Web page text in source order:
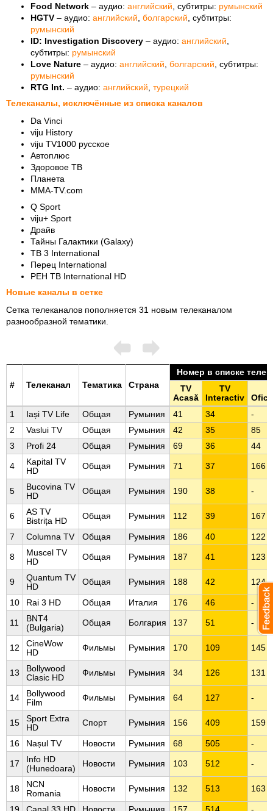
Food Network – аудио: английский , субтитры: румынский
HGTV – аудио: английский болгарский , субтитры:
румынский
ID: Investigation Discovery – аудио: английский
субтитры: румынский
Love Nature – аудио: английский болгарский , субтитры:
румынский
RTG Int. – аудио: английский турецкий
Телеканалы, исключённые из списка каналов
Da Vinci
viju History
viju TV1000 русское
Автоплюс
Здоровое ТВ
Планета
MMA-TV.com
Q Sport
viju+ Sport
Драйв
Тайны Галактики (Galaxy)
ТВ 3 International
Перец International
РЕН ТВ International HD
Новые каналы в сетке
Сетка телеканалов пополняется 31 новым телеканалом
разнообразной тематики.
# Телеканал Тематика Страна
Номер в списке
TV
Acasă
TV
Interactiv
1
Iași TV Life Общая Румыния 41 34
-
2
Vaslui TV Общая Румыния 42 35
85
3
Profi 24 Общая Румыния 69 36 44
4
Kapital TV
HD
Общая Румыния 71 37 166
5
Bucovina TV
HD
Общая Румыния 190 38 -
6
AS TV
Bistrița HD
Общая Румыния 112 39 167
7 Columna TV Общая Румыния 186 40 122
8
Muscel TV
HD
Общая Румыния 187 41 123
9
Quantum TV
HD
Общая Румыния 188 42 124
10 Rai 3 HD Общая Италия 176 46 -
11
BNT4
(Bulgaria)
Общая Болгария 137 51 -
12
CineWow
HD
Фильмы Румыния 170 109 145
13
Bollywood
Clasic HD
Фильмы Румыния 34 126 131
14
Bollywood
Film
Фильмы Румыния 64 127 -
15
Sport Extra
HD
Спорт Румыния 156 409 159
16 Nașul TV Новости Румыния 68 505 -
17
Info HD
(Hunedoara)
Новости Румыния 103 512 -
18
NCN
Romania
Новости Румыния 132 513 163